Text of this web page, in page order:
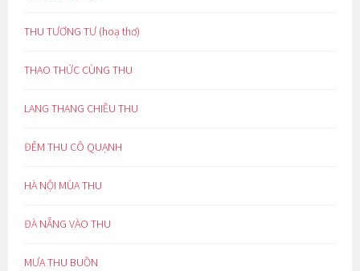
THU TƯƠNG TƯ (hoạ thơ)
THAO THỨC CÙNG THU
LANG THANG CHIỀU THU
ĐÊM THU CÔ QUẠNH
HÀ NỘI MÙA THU
ĐÀ NẴNG VÀO THU
MƯA THU BUỒN